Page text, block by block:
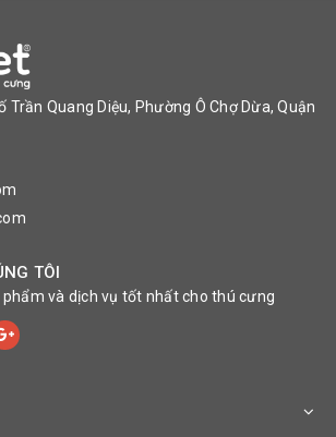
Trần Quang Diệu, Phường Ô Chợ Dừa, Quận
TÔI
và dịch vụ tốt nhất cho thú cưng